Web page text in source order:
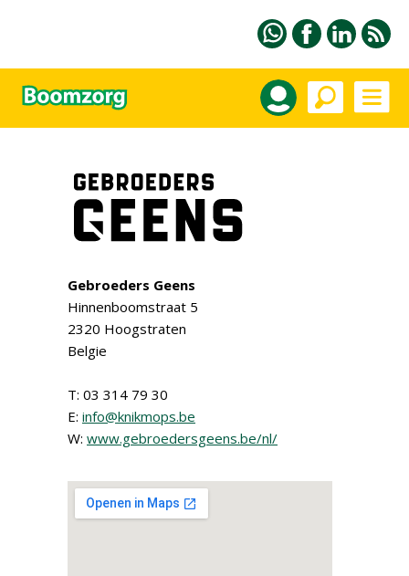
Gebroeders Geens
Hinnenboomstraat 5
2320 Hoogstraten
Belgie
T: 03 314 79 30
E: info@knikmops.be
W: www.gebroedersgeens.be/nl/